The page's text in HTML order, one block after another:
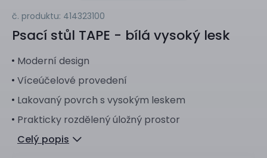
č. produktu: 414323100
Psací stůl TAPE - bílá vysoký lesk
Moderní design
Víceúčelové provedení
Lakovaný povrch s vysokým leskem
Prakticky rozdělený úložný prostor
Celý popis